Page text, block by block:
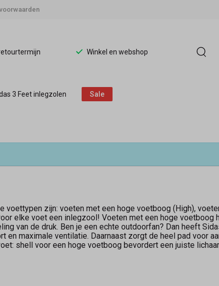
Winkel en webshop
3 Feet inlegzolen Sale
zijn: voeten met een hoge voetboog (High),
elke voet een inlegzool! Voeten met een hoge voetboog
van de druk. Ben je een echte outdoorfan? Dan heeft
maximale ventilatie. Daarnaast zorgt de heel pad voor
shell voor een hoge voetboog bevordert een juiste